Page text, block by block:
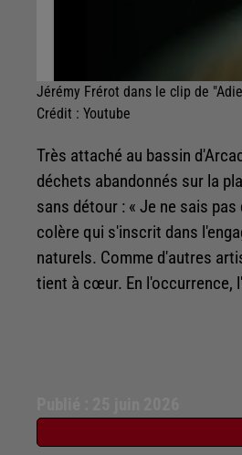
Jérémy Frérot dans le clip de
Crédit : Youtube
Très attaché au bassin
déchets abandonnés sur la
sans détour : « Je ne sais pas
colère qui s'inscrit dans
naturels. Comme d'autres
tient à cœur. En l'occurrence,